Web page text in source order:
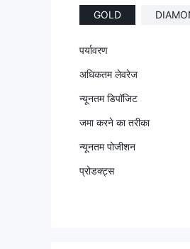
GOLD
पर्यावरण
अधिकतम लेवरेज
न्यूनतम डिपॉजिट
जमा करने का तरीका
न्यूनतम पोजीशन
प्रोडक्ट्स